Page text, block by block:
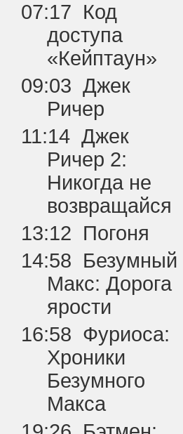
07:17 Код
доступа
«Кейптаун»
09:03 Джек
Ричер
11:14 Джек
Ричер 2:
Никогда не
возвращайся
13:12 Погоня
14:58 Безумный
Макс: Дорога
ярости
16:58 Фуриоса:
Хроники
Безумного
Макса